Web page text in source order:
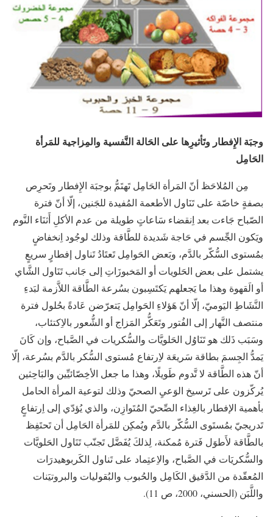
وجبَة الإِفطار وتَأثيرِها على الحَالة النَّفسية والمِزاجية للمَرأة
الحَامِل
مِن المُلاحَظ أنّ المَرأة الحَامِل تَهتَمُّ بوجبَة الإِفطار وتَحرِص
بصفةٍ خاصّة على تَنَاول الأطعمة المُفيدة للجَنين، إلّا أنّ فترة
الصّباح جَاءت بعد اِنقضاء سَاعاتٍ طويلة من عدم الأكلِ أَثنَاء النَّوم
ويَكون الجِّسم في حَاجة شَديدة للطَّاقة وذلك لوجُود اِنخفاضٍ
بمُستوى السُّكّر بالدَّم، وبَعض الحَوامِل تَعتَادُ تَناول إفطارٍ سريعٍ
يشتمل على بعض الحَلويات أو المَخبوزَاتِ إلى جَانب تَنَاول الشَّاي
أو الَقهوة وهذا ما يَجعلهم يَكتَسِبون بسُرعة الطَّاقة اللاَّزمة لبَدءِ
النَّشَاطِ اليَوميّ، إلّا أنّ هَؤلاءِ الحَوامِل يَتعرّضن عَادةً بحُلول فترة
منتصف النَّهار إلى الفُتور وتَعَكُّر المَزاج أو الشُّعور بالاِكتئاب،
وسَبَب ذَلك هو تَنَاوُل الحَلويَّات والسُّكريات في الصَّباح، وإن كَانَ
يَمدُّ الجِسمَ بطاقة سَريعَة لاِرتفاع مُستوى السُّكر بالدَّم بسُرعة، إلّا
أنّ هذه الطَّاقة لا تَّدوم طَويلًا، وهذا ما جعل الأخِصّائيِّين والبَاحِثين
يُركّزون على تَرسيخ الوَعيِ الصحيّ وذلك لتوعية المرأة الحامل
بأهمية الإفطار بالغِذاء الصِّحيّ المُتَوازِن، والذي يُؤدّي إلى اِرتفاعٍ
تَدريجيّ بمُستَوى السُّكّر بالدَّم ويُمكِن للمَرأة الحَامِل أن تَحتَفِظ
بالطَّاقة لأَطوَل فَترة مُمكنة، لِذلكَ يُفَضَّل تَجنّب تَنَاول الحَلويَّات
والسُّكريَات في الصَّباح، والاِعتِماد على تَناول الكَربوهيدرَات
المُعقّدة من الدَّقيق الكَامِل والحُبوب والبُقوليات والبروتيَنات
واللَّبَن (الحسني، 2000، ص 11).